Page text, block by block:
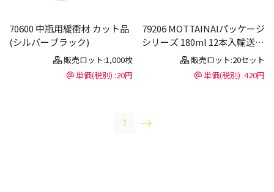
70600 中瓶用緩衝材 カット品
(シルバーブラック)
販売ロット:1,000枚
単価(税別) :20円
79206 MOTTAINAIパッケージ
シリーズ 180ml 12本入輸送ケ
販売ロット:20セット
単価(税別) :420円
1